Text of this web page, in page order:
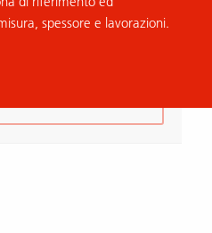
GRIGIOspessore e lavorazioni.